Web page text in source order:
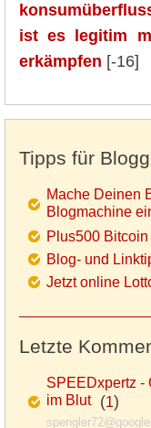
ist es legitim
erkämpfen [-16]
Tipps für
Mache Deinen
Blogmachine
Plus500
Blog- und
Jetzt online
Letzte
SPEEDxpertz -
im Blut(1)